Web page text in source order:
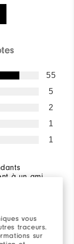
vous
traceurs.
sur
55
5
2
1
1
à un ami